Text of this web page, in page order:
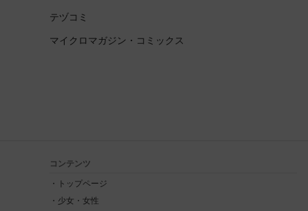
テヅコミ
マイクロマガジン・コミックス
コンテンツ
トップページ
少女・女性